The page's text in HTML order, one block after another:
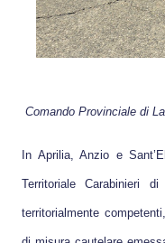
Comando Provinciale di
In Aprilia, Anzio e
Territoriale Carabinieri
territorialmente